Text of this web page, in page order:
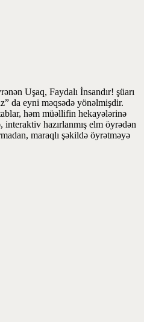
Uşaq, Faydalı İnsandır! şüarı
da eyni məqsədə yönəlmişdir.
həm müəllifin hekayələrinə
hazırlanmış elm öyrədən
maraqlı şəkildə öyrətməyə